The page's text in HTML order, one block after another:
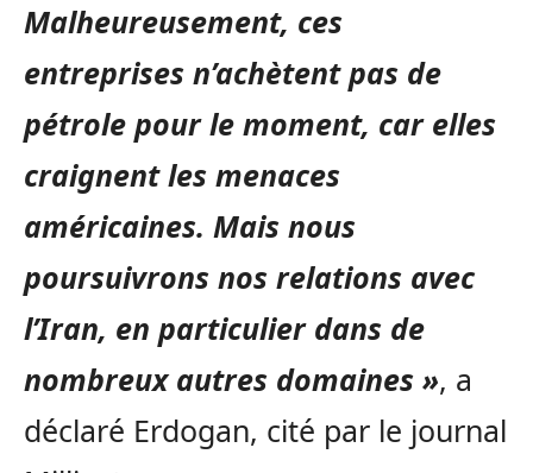
Malheureusement, ces
entreprises n’achètent pas de
pétrole pour le moment, car elles
craignent les menaces
américaines. Mais nous
poursuivrons nos relations avec
l’Iran, en particulier dans de
nombreux autres domaines », a
déclaré Erdogan, cité par le journal